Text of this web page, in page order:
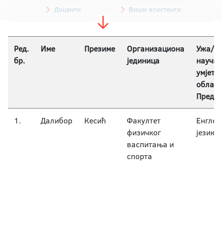
Доценти Виши асистенти
Наставници / Наставници страног језика
Ред.
бр.
Име Презиме
Организациона
јединица
Ужа/е
1. Далибор Кесић
Факултет
физичког
васпитања и
спорта
језик